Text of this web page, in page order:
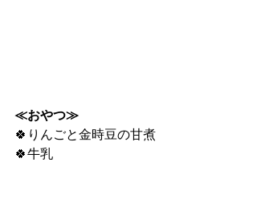
≪おやつ≫
🍀りんごと金時豆の甘煮
🍀牛乳